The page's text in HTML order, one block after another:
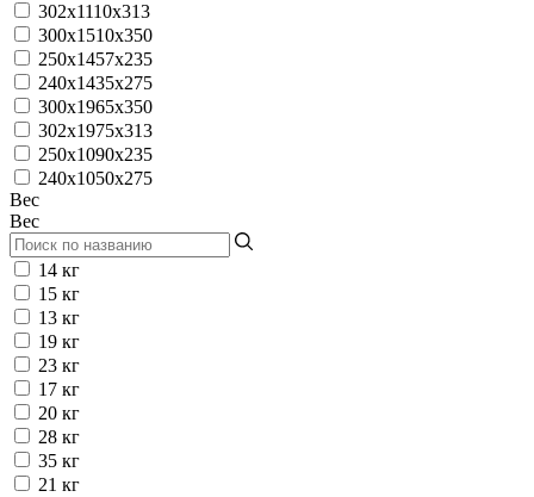
302x1110x313
300x1510x350
250x1457x235
240x1435x275
300x1965x350
302x1975x313
250x1090x235
240x1050x275
Вес
Вес
14 кг
15 кг
13 кг
19 кг
23 кг
17 кг
20 кг
28 кг
35 кг
21 кг